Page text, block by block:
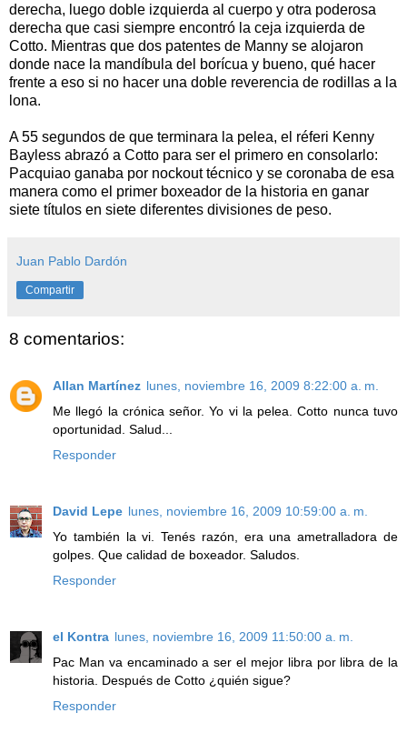
derecha, luego doble izquierda al cuerpo y otra poderosa
derecha que casi siempre encontró la ceja izquierda de
Cotto. Mientras que dos patentes de Manny se alojaron
donde nace la mandíbula del borícua y bueno, qué hacer
frente a eso si no hacer una doble reverencia de rodillas a la
lona.
A 55 segundos de que terminara la pelea, el réferi Kenny
Bayless abrazó a Cotto para ser el primero en consolarlo:
Pacquiao ganaba por nockout técnico y se coronaba de esa
manera como el primer boxeador de la historia en ganar
siete títulos en siete diferentes divisiones de peso.
Juan Pablo Dardón
Compartir
8 comentarios:
Allan Martínez lunes, noviembre 16, 2009 8:22:00 a. m.
Me llegó la crónica señor. Yo vi la pelea. Cotto nunca tuvo
oportunidad. Salud...
Responder
David Lepe lunes, noviembre 16, 2009 10:59:00 a. m.
Yo también la vi. Tenés razón, era una ametralladora de
golpes. Que calidad de boxeador. Saludos.
Responder
el Kontra lunes, noviembre 16, 2009 11:50:00 a. m.
Pac Man va encaminado a ser el mejor libra por libra de la
historia. Después de Cotto ¿quién sigue?
Responder